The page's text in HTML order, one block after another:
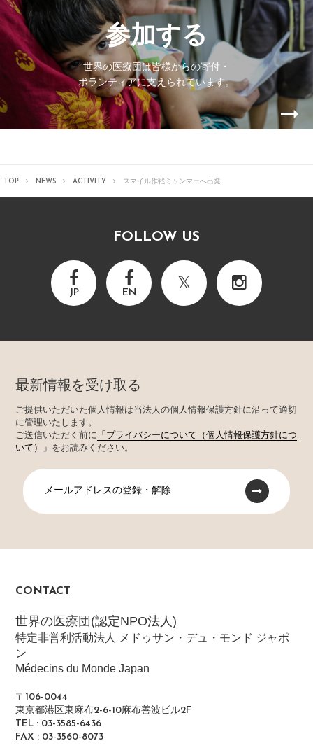
参加する
世界の医療団は皆様からの寄付・
ボランティアに支えられています。
TOP NEWS ACTIVITY スマイル作戦ミャンマーへ出発
FOLLOW US
JP EN
最新情報を受け取る
ご提供いただいた個人情報は当法人の個人情報保護方針に沿って適切
に管理いたします。
ご送信いただく前に
「プライバシーについて（個人情報保護方針につ
いて）」 をお読みください。
メールアドレスの登録・解除
CONTACT
世界の医療団(認定NPO法人)
特定非営利活動法人 メドゥサン・デュ・モンド ジャポ
ン
Médecins du Monde Japan
〒106-0044
東京都港区東麻布2-6-10麻布善波ビル2F
TEL : 03-3585-6436
FAX : 03-3560-8073